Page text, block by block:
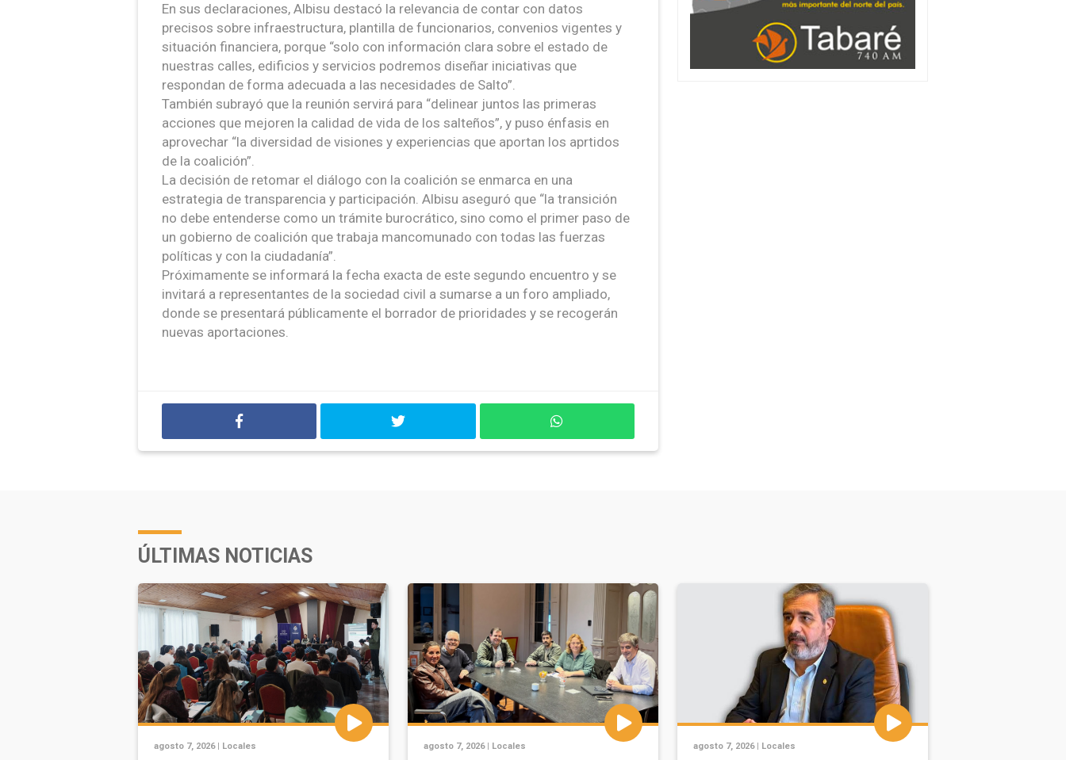
En sus declaraciones, Albisu destacó la relevancia de contar con datos
precisos sobre infraestructura, plantilla de funcionarios, convenios vigentes y
situación financiera, porque “solo con información clara sobre el estado de
nuestras calles, edificios y servicios podremos diseñar iniciativas que
respondan de forma adecuada a las necesidades de Salto”.
También subrayó que la reunión servirá para “delinear juntos las primeras
acciones que mejoren la calidad de vida de los salteños”, y puso énfasis en
aprovechar “la diversidad de visiones y experiencias que aportan los aprtidos
de la coalición”.
La decisión de retomar el diálogo con la coalición se enmarca en una
estrategia de transparencia y participación. Albisu aseguró que “la transición
no debe entenderse como un trámite burocrático, sino como el primer paso de
un gobierno de coalición que trabaja mancomunado con todas las fuerzas
políticas y con la ciudadanía”.
Próximamente se informará la fecha exacta de este segundo encuentro y se
invitará a representantes de la sociedad civil a sumarse a un foro ampliado,
donde se presentará públicamente el borrador de prioridades y se recogerán
nuevas aportaciones.
ÚLTIMAS NOTICIAS
agosto 7, 2026 | Locales agosto 7, 2026 | Locales agosto 7, 2026 | Locales